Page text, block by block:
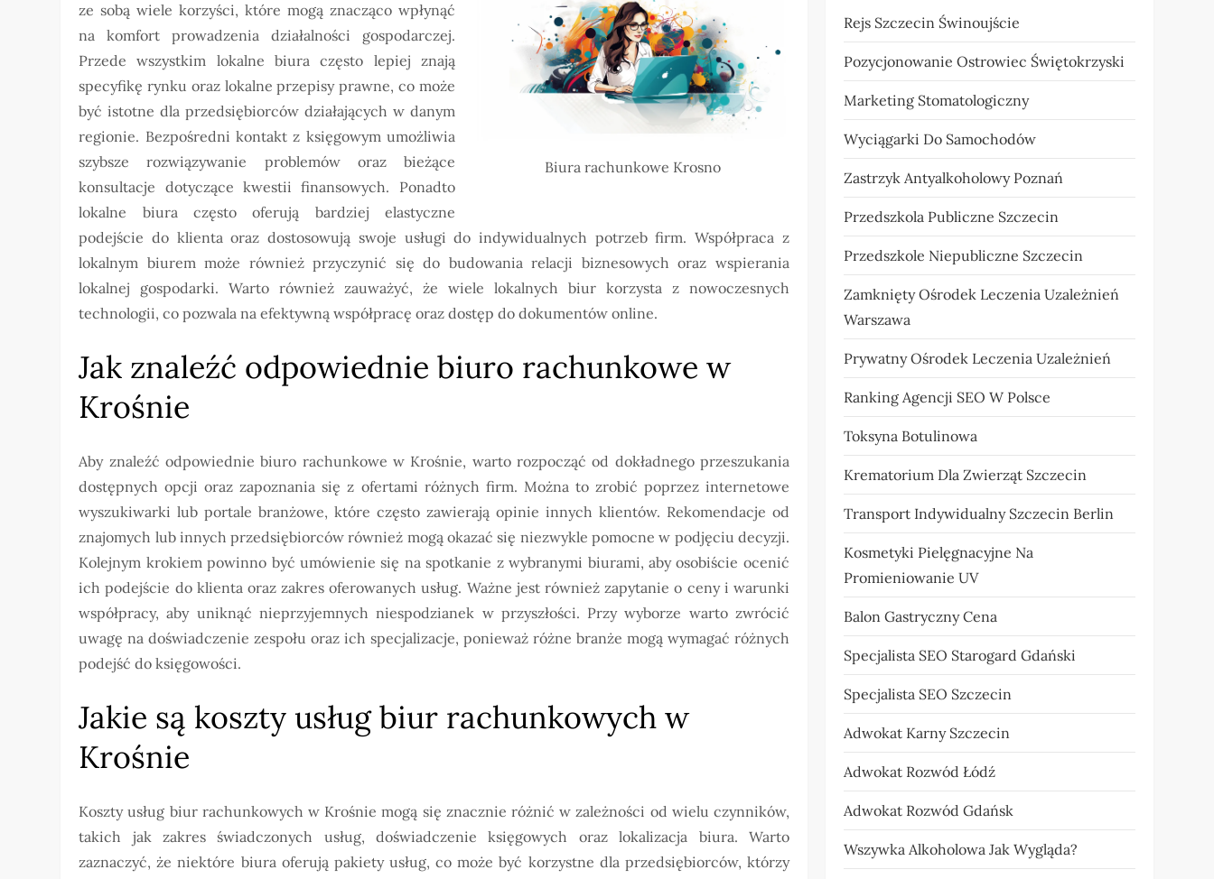
Biura rachunkowe Krosno
ze sobą wiele korzyści, które mogą znacząco wpłynąć
na komfort prowadzenia działalności gospodarczej.
Przede wszystkim lokalne biura często lepiej znają
specyfikę rynku oraz lokalne przepisy prawne, co może
być istotne dla przedsiębiorców działających w danym
regionie. Bezpośredni kontakt z księgowym umożliwia
szybsze rozwiązywanie problemów oraz bieżące
konsultacje dotyczące kwestii finansowych. Ponadto
lokalne biura często oferują bardziej elastyczne
podejście do klienta oraz dostosowują swoje usługi do indywidualnych potrzeb firm. Współpraca z
lokalnym biurem może również przyczynić się do budowania relacji biznesowych oraz wspierania
lokalnej gospodarki. Warto również zauważyć, że wiele lokalnych biur korzysta z nowoczesnych
technologii, co pozwala na efektywną współpracę oraz dostęp do dokumentów online.
Jak znaleźć odpowiednie biuro rachunkowe w
Krośnie
Aby znaleźć odpowiednie biuro rachunkowe w Krośnie, warto rozpocząć od dokładnego przeszukania
dostępnych opcji oraz zapoznania się z ofertami różnych firm. Można to zrobić poprzez internetowe
wyszukiwarki lub portale branżowe, które często zawierają opinie innych klientów. Rekomendacje od
znajomych lub innych przedsiębiorców również mogą okazać się niezwykle pomocne w podjęciu decyzji.
Kolejnym krokiem powinno być umówienie się na spotkanie z wybranymi biurami, aby osobiście ocenić
ich podejście do klienta oraz zakres oferowanych usług. Ważne jest również zapytanie o ceny i warunki
współpracy, aby uniknąć nieprzyjemnych niespodzianek w przyszłości. Przy wyborze warto zwrócić
uwagę na doświadczenie zespołu oraz ich specjalizacje, ponieważ różne branże mogą wymagać różnych
podejść do księgowości.
Jakie są koszty usług biur rachunkowych w
Krośnie
Koszty usług biur rachunkowych w Krośnie mogą się znacznie różnić w zależności od wielu czynników,
takich jak zakres świadczonych usług, doświadczenie księgowych oraz lokalizacja biura. Warto
zaznaczyć, że niektóre biura oferują pakiety usług, co może być korzystne dla przedsiębiorców, którzy
Rejs Szczecin Świnoujście
Pozycjonowanie Ostrowiec Świętokrzyski
Marketing Stomatologiczny
Wyciągarki Do Samochodów
Zastrzyk Antyalkoholowy Poznań
Przedszkola Publiczne Szczecin
Przedszkole Niepubliczne Szczecin
Zamknięty Ośrodek Leczenia Uzależnień
Warszawa
Prywatny Ośrodek Leczenia Uzależnień
Ranking Agencji SEO W Polsce
Toksyna Botulinowa
Krematorium Dla Zwierząt Szczecin
Transport Indywidualny Szczecin Berlin
Kosmetyki Pielęgnacyjne Na
Promieniowanie UV
Balon Gastryczny Cena
Specjalista SEO Starogard Gdański
Specjalista SEO Szczecin
Adwokat Karny Szczecin
Adwokat Rozwód Łódź
Adwokat Rozwód Gdańsk
Wszywka Alkoholowa Jak Wygląda?